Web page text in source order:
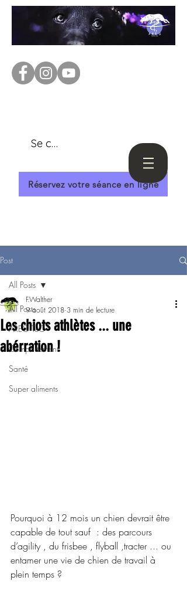
Se connecter
Réservez votre séance en ligne
Post
All Posts
AREG TeC
Comportement
Santé
Super aliments
All Posts
Les chiots athlètes ... une
abérration !
F.Walther
9 août 2018 3 min de lecture
Pourquoi à 12 mois un chien devrait être
capable de tout sauf  : des parcours
d’agility , du frisbee , flyball ,tracter ... ou
entamer une vie de chien de travail à
plein temps ?